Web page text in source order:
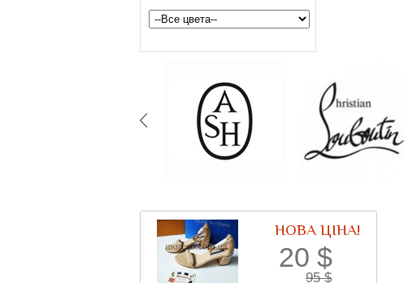
НОВА ЦІНА!
20 $
95$